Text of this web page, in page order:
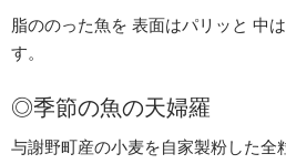
脂ののった魚を 表面はパリッと 中
す。
◎季節の魚の天婦羅
与謝野町産の小麦を自家製粉した全